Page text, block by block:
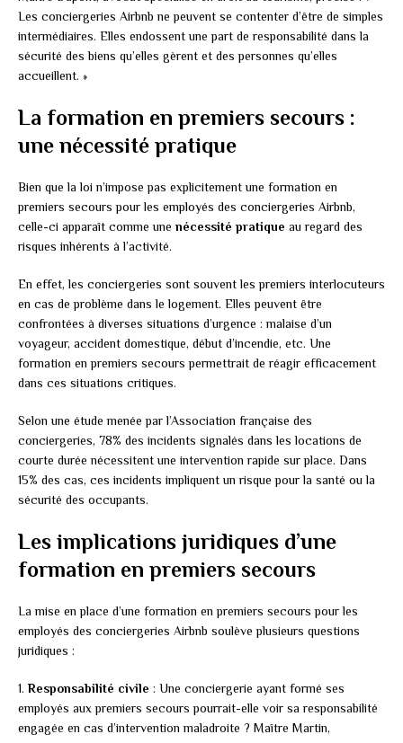
Les conciergeries Airbnb ne peuvent se contenter d’être de simples
intermédiaires. Elles endossent une part de responsabilité dans la
sécurité des biens qu’elles gèrent et des personnes qu’elles
accueillent. »
La formation en premiers secours :
une nécessité pratique
Bien que la loi n’impose pas explicitement une formation en
premiers secours pour les employés des conciergeries Airbnb,
celle-ci apparaît comme une nécessité pratique au regard des
risques inhérents à l’activité.
En effet, les conciergeries sont souvent les premiers interlocuteurs
en cas de problème dans le logement. Elles peuvent être
confrontées à diverses situations d’urgence : malaise d’un
voyageur, accident domestique, début d’incendie, etc. Une
formation en premiers secours permettrait de réagir efficacement
dans ces situations critiques.
Selon une étude menée par l’Association française des
conciergeries, 78% des incidents signalés dans les locations de
courte durée nécessitent une intervention rapide sur place. Dans
15% des cas, ces incidents impliquent un risque pour la santé ou la
sécurité des occupants.
Les implications juridiques d’une
formation en premiers secours
La mise en place d’une formation en premiers secours pour les
employés des conciergeries Airbnb soulève plusieurs questions
juridiques :
1.Responsabilité civile : Une conciergerie ayant formé ses
employés aux premiers secours pourrait-elle voir sa responsabilité
engagée en cas d’intervention maladroite ? Maître Martin,